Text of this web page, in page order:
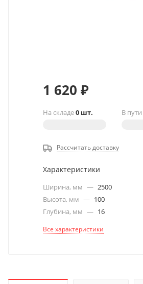
1 620 ₽
На складе0 шт. В пути
Рассчитать доставку
Характеристики
Ширина, мм — 2500
Высота, мм — 100
Глубина, мм — 16
Все характеристики